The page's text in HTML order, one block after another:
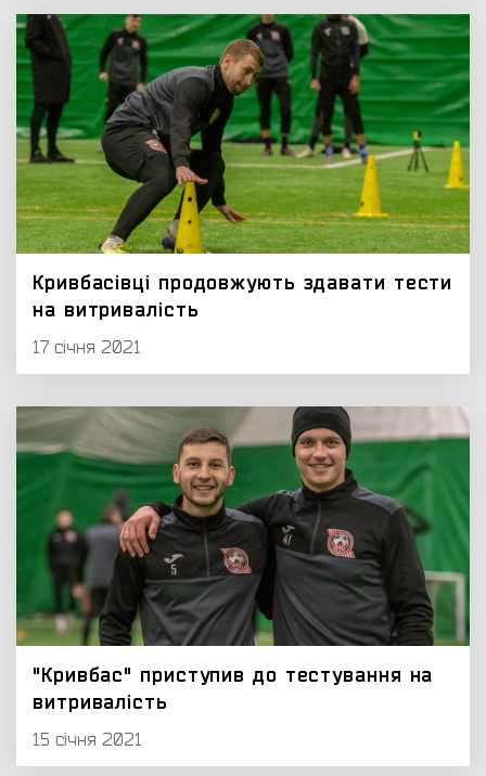
Кривбасівці продовжують здавати тести
на витривалість
17 січня 2021
"Кривбас" приступив до тестування на
витривалість
15 січня 2021